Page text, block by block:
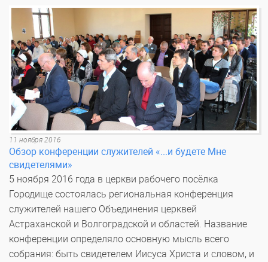
11 ноября 2016
Обзор конференции служителей «...и будете Мне
свидетелями»
5 ноября 2016 года в церкви рабочего посёлка
Городище состоялась региональная конференция
служителей нашего Объединения церквей
Астраханской и Волгоградской и областей. Название
конференции определяло основную мысль всего
собрания: быть свидетелем Иисуса Христа и словом, и